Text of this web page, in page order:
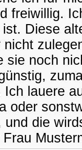
freiwillig.
Diese
sie noch
Ich lauere
oder
die